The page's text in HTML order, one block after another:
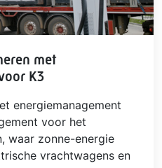
met
K3
energiemanagement
voor het
waar zonne-energie
vrachtwagens en